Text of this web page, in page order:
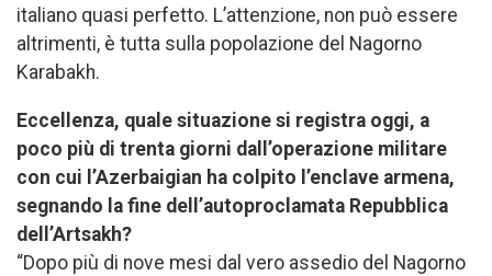
italiano quasi perfetto. L’attenzione, non può essere
altrimenti, è tutta sulla popolazione del Nagorno
Karabakh.
Eccellenza, quale situazione si registra oggi, a
poco più di trenta giorni dall’operazione militare
con cui l’Azerbaigian ha colpito l’enclave armena,
segnando la fine dell’autoproclamata Repubblica
dell’Artsakh?
“Dopo più di nove mesi dal vero assedio del Nagorno